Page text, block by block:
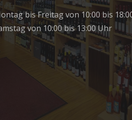
bis Freitag von 10:00 bis
von 10:00 bis 13:00 Uhr